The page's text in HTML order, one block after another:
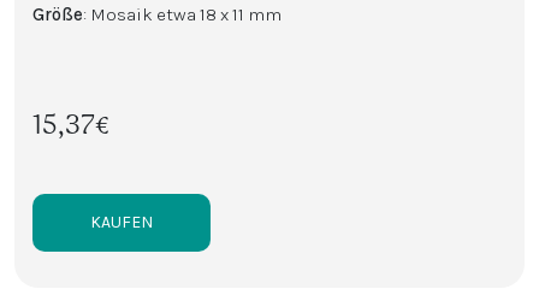
Größe: Mosaik etwa 18 x 11 mm
15,37€
KAUFEN